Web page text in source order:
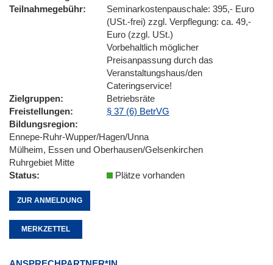
Teilnahmegebühr
Seminarkostenpauschale: 395,- Euro
(USt.-frei) zzgl. Verpflegung: ca. 49,-
Euro (zzgl. USt.)
Vorbehaltlich möglicher
Preisanpassung durch das
Veranstaltungshaus/den
Cateringservice!
Zielgruppen
Betriebsräte
Freistellungen
§ 37 (6) BetrVG
Bildungsregion
Ennepe-Ruhr-Wupper/Hagen/Unna
Mülheim, Essen und Oberhausen/Gelsenkirchen
Ruhrgebiet Mitte
Status
Plätze vorhanden
ZUR ANMELDUNG
MERKZETTEL